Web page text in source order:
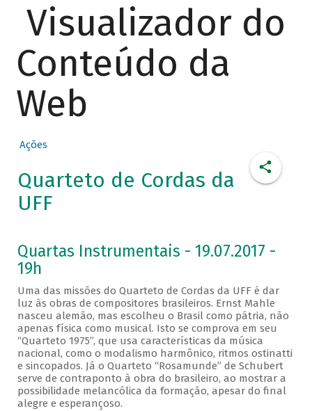
Visualizador do
Conteúdo da
Web
Ações
Quarteto de Cordas da
UFF
Quartas Instrumentais - 19.07.2017 -
19h
Uma das missões do Quarteto de Cordas da UFF é dar
luz às obras de compositores brasileiros. Ernst Mahle
nasceu alemão, mas escolheu o Brasil como pátria, não
apenas física como musical. Isto se comprova em seu
“Quarteto 1975”, que usa características da música
nacional, como o modalismo harmônico, ritmos ostinatti
e sincopados. Já o Quarteto “Rosamunde” de Schubert
serve de contraponto à obra do brasileiro, ao mostrar a
possibilidade melancólica da formação, apesar do final
alegre e esperançoso.